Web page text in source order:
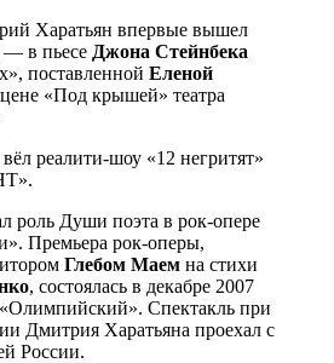
Харатьян впервые вышел
— в пьесе Джона Стейнбека
поставленной Еленой
«Под крышей» театра
реалити-шоу «12 негритят»
роль Души поэта в рок-опере
Премьера рок-оперы,
Глебом Маем на стихи
, состоялась в декабре 2007
Спектакль при
Дмитрия Харатьяна проехал с
России.